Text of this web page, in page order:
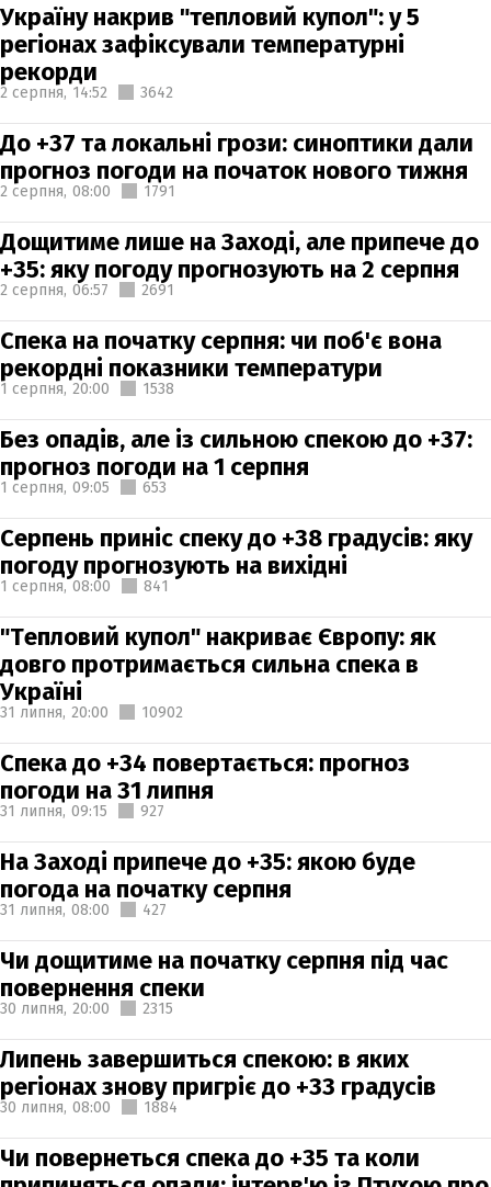
Україну накрив "тепловий купол": у 5
регіонах зафіксували температурні
рекорди
2 серпня, 14:52 3642
До +37 та локальні грози: синоптики дали
прогноз погоди на початок нового тижня
2 серпня, 08:00 1791
Дощитиме лише на Заході, але припече до
+35: яку погоду прогнозують на 2 серпня
2 серпня, 06:57 2691
Спека на початку серпня: чи поб'є вона
рекордні показники температури
1 серпня, 20:00 1538
Без опадів, але із сильною спекою до +37:
прогноз погоди на 1 серпня
1 серпня, 09:05 653
Серпень приніс спеку до +38 градусів: яку
погоду прогнозують на вихідні
1 серпня, 08:00 841
"Тепловий купол" накриває Європу: як
довго протримається сильна спека в
Україні
31 липня, 20:00 10902
Спека до +34 повертається: прогноз
погоди на 31 липня
31 липня, 09:15 927
На Заході припече до +35: якою буде
погода на початку серпня
31 липня, 08:00 427
Чи дощитиме на початку серпня під час
повернення спеки
30 липня, 20:00 2315
Липень завершиться спекою: в яких
регіонах знову пригріє до +33 градусів
30 липня, 08:00 1884
Чи повернеться спека до +35 та коли